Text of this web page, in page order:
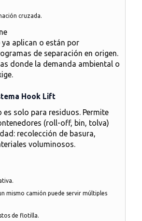
cruzada.
aplican o están por
de separación en origen.
donde la demanda ambiental o
Hook Lift
es solo para residuos. Permite
(roll-off, bin, tolva)
recolección de basura,
voluminosos.
mismo camión puede servir múltiples
de flotilla.